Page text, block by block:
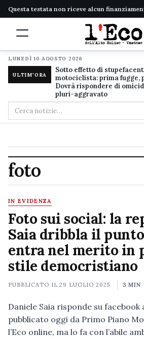
Questa testata non riceve alcun
LUNEDÌ 10 AGOSTO 2026
ULTIM'ORA
Sotto effetto di
motociclista: prima fugge,
Dovrà rispondere di
pluri-aggravato
Cerca
nel
foto
IN EVIDENZA
Foto sui social: la
Saia dribbla il
entra nel merito in
stile democristiano
PUBBLICATO IL29 LUGLIO 2025 3 MIN
Daniele Saia risponde su facebook
pubblicato oggi da Primo Piano
l’Eco online, ma lo fa con l’abile